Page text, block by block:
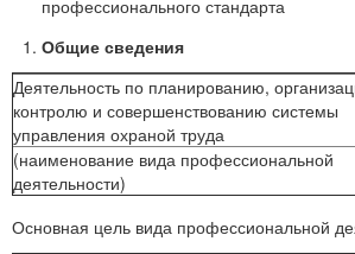
профессионального стандарта
Общие сведения
Деятельность по планированию,
контролю и совершенствованию системы
управления охраной труда
(наименование вида профессиональной
деятельности)
Основная цель вида профессиональной